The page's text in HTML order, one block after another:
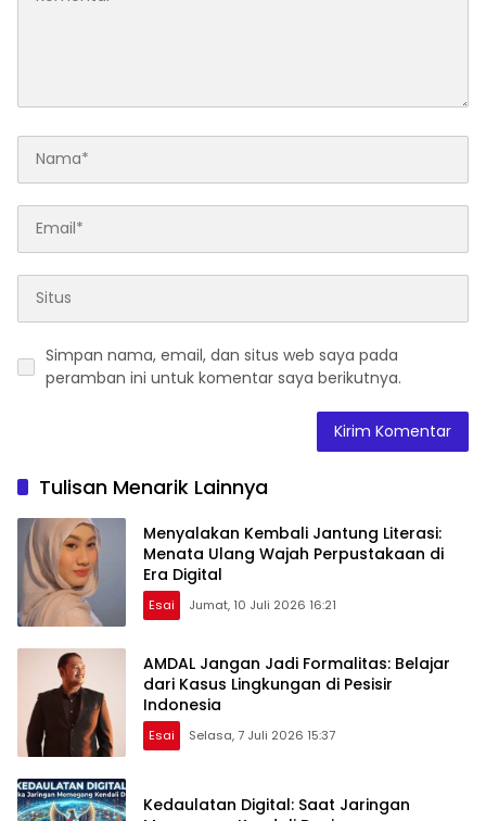
Simpan nama, email, dan situs web saya pada
peramban ini untuk komentar saya berikutnya.
Tulisan Menarik Lainnya
Menyalakan Kembali Jantung Literasi:
Menata Ulang Wajah Perpustakaan di
Era Digital
Esai Jumat, 10 Juli 2026 16:21
AMDAL Jangan Jadi Formalitas: Belajar
dari Kasus Lingkungan di Pesisir
Indonesia
Esai Selasa, 7 Juli 2026 15:37
Kedaulatan Digital: Saat Jaringan